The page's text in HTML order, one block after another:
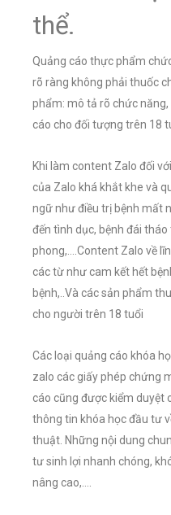
thể.
Quảng cáo thực phẩm
rõ ràng không phải thuốc
phẩm: mô tả rõ chức
cáo cho đối tượng trên 18
Khi làm content Zalo đối
của Zalo khá khắt khe và
ngữ như điều trị bệnh mất
đến tình dục, bệnh đái
phong,….Content Zalo về
các từ như cam kết hết
bệnh,..Và các sản phẩm
cho người trên 18 tuổi
Các loại quảng cáo khóa
zalo các giấy phép chứng
cáo cũng được kiểm duyệt
thông tin khóa học đầu tư
thuật. Những nội dung
tư sinh lợi nhanh chóng,
nâng cao,….